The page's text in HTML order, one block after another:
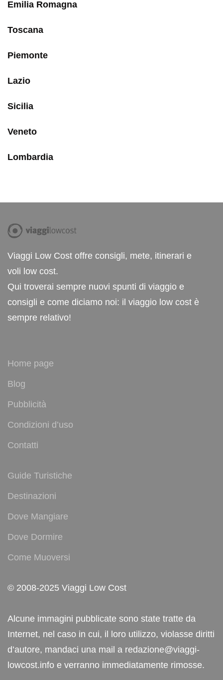
Emilia Romagna
Toscana
Piemonte
Lazio
Sicilia
Veneto
Lombardia
Viaggi Low Cost offre consigli, mete, itinerari e
voli low cost.
Qui troverai sempre nuovi spunti di viaggio e
consigli e come diciamo noi: il viaggio low cost è
sempre relativo!
Home page
Blog
Pubblicità
Condizioni d’uso
Contatti
Guide Turistiche
Destinazioni
Dove Mangiare
Dove Dormire
Come Muoversi
© 2008-2025 Viaggi Low Cost
Alcune immagini pubblicate sono state tratte da
Internet, nel caso in cui, il loro utilizzo, violasse diritti
d’autore, mandaci una mail a redazione@viaggi-
lowcost.info e verranno immediatamente rimosse.